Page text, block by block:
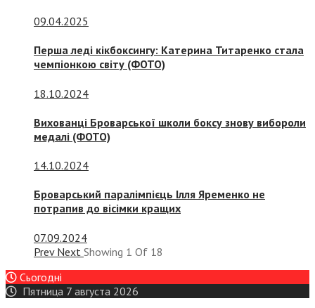
09.04.2025
Перша леді кікбоксингу: Катерина Титаренко стала
чемпіонкою світу (ФОТО)
18.10.2024
Вихованці Броварської школи боксу знову вибороли
медалі (ФОТО)
14.10.2024
Броварський паралімпієць Ілля Яременко не
потрапив до вісімки кращих
07.09.2024
Prev Next Showing 1 Of 18
Сьогодні
Пятница 7 августа 2026